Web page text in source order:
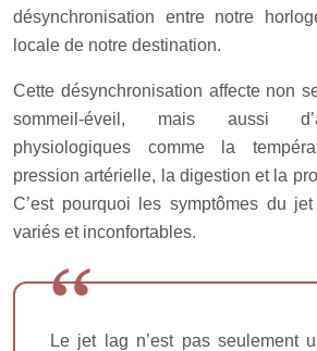
désynchronisation entre notre
locale de notre destination.
Cette désynchronisation affecte non
sommeil-éveil, mais aussi
physiologiques comme la
pression artérielle, la digestion et la
C’est pourquoi les symptômes du
variés et inconfortables.
Le jet lag n’est pas seulement